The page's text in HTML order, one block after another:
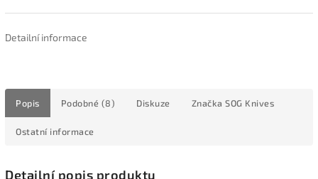
Detailní informace
Popis Podobné (8) Diskuze Značka SOG Knives
Ostatní informace
Detailní popis produktu